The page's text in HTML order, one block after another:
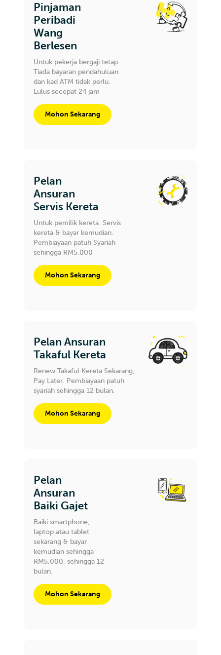
Pinjaman
Peribadi
Wang
Berlesen
Untuk pekerja bergaji tetap.
Tiada bayaran pendahuluan
dan kad ATM tidak perlu.
Lulus secepat 24 jam
Mohon Sekarang
Pelan
Ansuran
Servis Kereta
Untuk pemilik kereta. Servis
kereta & bayar kemudian.
Pembiayaan patuh Syariah
sehingga RM5,000
Mohon Sekarang
Pelan Ansuran
Takaful Kereta
Renew Takaful Kereta Sekarang,
Pay Later. Pembiayaan patuh
syariah sehingga 12 bulan.
Mohon Sekarang
Pelan
Ansuran
Baiki Gajet
Baiki smartphone,
laptop atau tablet
sekarang & bayar
kemudian sehingga
RM5,000, sehingga 12
bulan.
Mohon Sekarang